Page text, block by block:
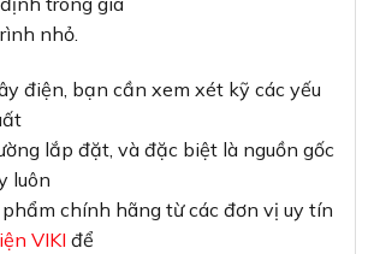
nhỏ.
điện, bạn cần xem xét kỹ các yếu
lắp đặt, và đặc biệt là nguồn gốc
luôn
chính hãng từ các đơn vị uy tín
VIKI để